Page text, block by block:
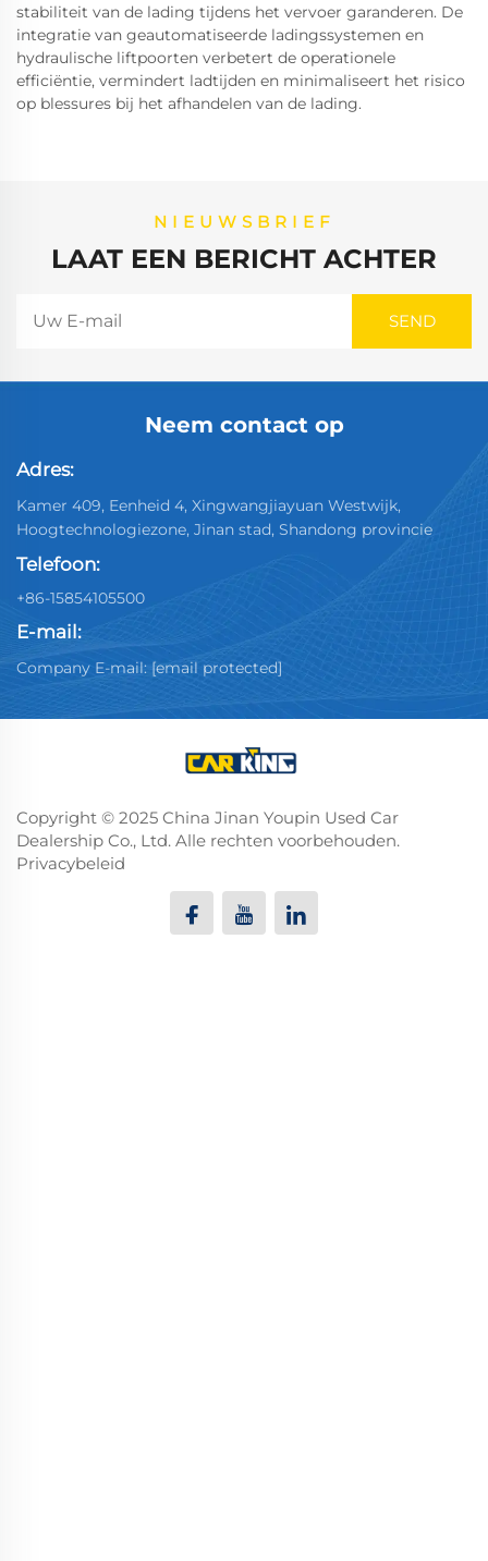
stabiliteit van de lading tijdens het vervoer garanderen. De
integratie van geautomatiseerde ladingssystemen en
hydraulische liftpoorten verbetert de operationele
efficiëntie, vermindert ladtijden en minimaliseert het risico
op blessures bij het afhandelen van de lading.
NIEUWSBRIEF
LAAT EEN BERICHT ACHTER
Neem contact op
Adres:
Kamer 409, Eenheid 4, Xingwangjiayuan Westwijk,
Hoogtechnologiezone, Jinan stad, Shandong provincie
Telefoon:
+86-15854105500
E-mail:
Company E-mail: [email protected]
Copyright © 2025 China Jinan Youpin Used Car
Dealership Co., Ltd. Alle rechten voorbehouden.
Privacybeleid